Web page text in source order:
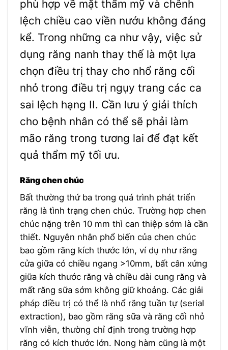
phù hợp về mặt thẩm mỹ và chênh
lệch chiều cao viền nướu không đáng
kể. Trong những ca như vậy, việc sử
dụng răng nanh thay thế là một lựa
chọn điều trị thay cho nhổ răng cối
nhỏ trong điều trị ngụy trang các ca
sai lệch hạng II. Cần lưu ý giải thích
cho bệnh nhân có thể sẽ phải làm
mão răng trong tương lai để đạt kết
quả thẩm mỹ tối ưu.
Răng chen chúc
Bất thường thứ ba trong quá trình phát triển
răng là tình trạng chen chúc. Trường hợp chen
chúc nặng trên 10 mm thì can thiệp sớm là cần
thiết. Nguyên nhân phổ biến của chen chúc
bao gồm răng kích thước lớn, ví dụ như răng
cửa giữa có chiều ngang >10mm, bất cân xứng
giữa kích thước răng và chiều dài cung răng và
mất răng sữa sớm không giữ khoảng. Các giải
pháp điều trị có thể là nhổ răng tuần tự (serial
extraction), bao gồm răng sữa và răng cối nhỏ
vĩnh viễn, thường chỉ định trong trường hợp
răng có kích thước lớn. Nong hàm cũng là một